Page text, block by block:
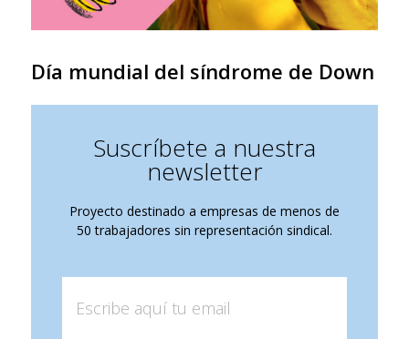
Día mundial del síndrome de Down
Suscríbete a nuestra
newsletter
Proyecto destinado a empresas de menos de
50 trabajadores sin representación sindical.